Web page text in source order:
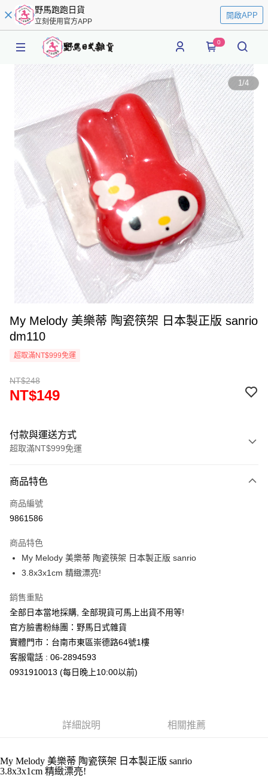
野馬跑跑日貨
立刻使用官方APP
開啟APP
0
1/4
My Melody 美樂蒂 陶瓷筷架 日本製正版 sanrio
dm110
超取滿NT$999免運
NT$248
NT$149
付款與運送方式
超取滿NT$999免運
信用卡一次付款
信用卡分期付款
合作金庫商業銀行
華南商業銀行
彰化商業銀行
上海商業儲蓄銀行
臺灣中小企業銀行
匯豐（台灣）商業銀行
華泰商業銀行
聯邦商業銀行
元大商業銀行
永豐商業銀行
台新國際商業銀行
台灣樂天信用卡公司
LINE Pay
Apple Pay
街口支付
悠遊付
Google Pay
付款後全家取貨
商品特色
商品編號
9861586
商品特色
My Melody 美樂蒂 陶瓷筷架 日本製正版 sanrio
3.8x3x1cm 精緻漂亮!
銷售重點
全部日本當地採購, 全部現貨可馬上出貨不用等!
官方臉書粉絲團：野馬日式雜貨
實體門市：台南市東區崇德路64號1樓
客服電話 : 06-2894593
0931910013 (每日晚上10:00以前)
詳細說明 相關推薦
My Melody 美樂蒂 陶瓷筷架 日本製正版 sanrio
3.8x3x1cm 精緻漂亮!